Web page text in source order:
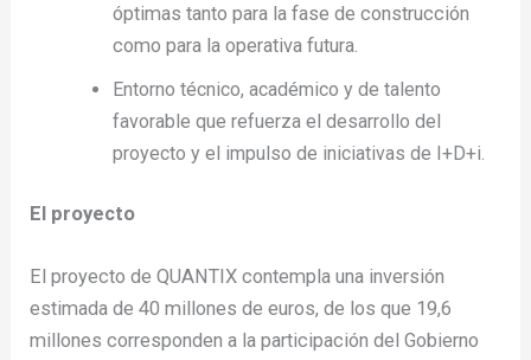
óptimas tanto para la fase de construcción
como para la operativa futura.
Entorno técnico, académico y de talento
favorable que refuerza el desarrollo del
proyecto y el impulso de iniciativas de I+D+i.
El proyecto
El proyecto de QUANTIX contempla una inversión
estimada de 40 millones de euros, de los que 19,6
millones corresponden a la participación del Gobierno